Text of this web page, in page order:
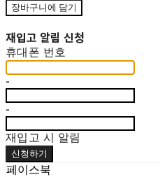
장바구니에 담기
재입고 알림 신청
휴대폰 번호
-
-
재입고 시 알림
신청하기
페이스북